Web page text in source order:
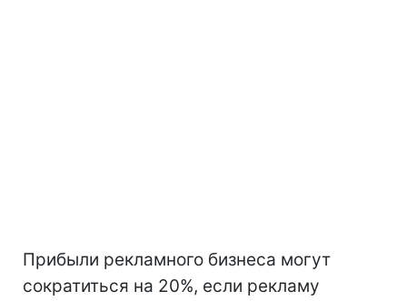
Прибыли рекламного бизнеса могут
сократиться на 20%, если рекламу